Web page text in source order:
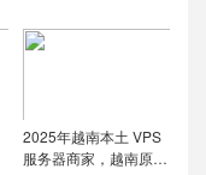
2025年越南本土 VPS
服务器商家，越南原生